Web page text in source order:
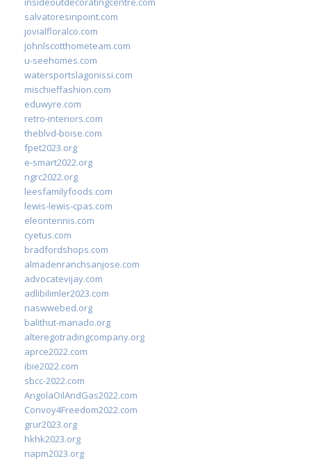
salvatoresinpoint.com
jovialfloralco.com
johnlscotthometeam.com
u-seehomes.com
watersportslagonissi.com
mischieffashion.com
eduwyre.com
retro-interiors.com
theblvd-boise.com
fpet2023.org
e-smart2022.org
ngrc2022.org
leesfamilyfoods.com
lewis-lewis-cpas.com
eleontennis.com
cyetus.com
bradfordshops.com
almadenranchsanjose.com
advocatevijay.com
adlibilimler2023.com
naswwebed.org
balithut-manado.org
alteregotradingcompany.org
aprce2022.com
ibie2022.com
sbcc-2022.com
AngolaOilAndGas2022.com
Convoy4Freedom2022.com
grur2023.org
hkhk2023.org
napm2023.org